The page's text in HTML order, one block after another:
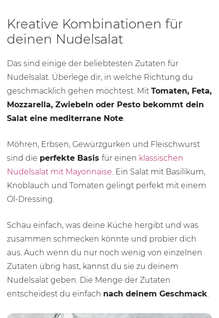
Kreative Kombinationen für
deinen Nudelsalat
Das sind einige der beliebtesten Zutaten für
Nudelsalat. Überlege dir, in welche Richtung du
geschmacklich gehen möchtest. Mit Tomaten, Feta,
Mozzarella, Zwiebeln oder Pesto bekommt dein
Salat eine mediterrane Note
Möhren, Erbsen, Gewürzgurken und Fleischwurst
sind die perfekte Basis für einen klassischen
Nudelsalat mit Mayonnaise . Ein Salat mit Basilikum,
Knoblauch und Tomaten gelingt perfekt mit einem
Öl-Dressing.
Schau einfach, was deine Küche hergibt und was
zusammen schmecken könnte und probier dich
aus. Auch wenn du nur noch wenig von einzelnen
Zutaten übrig hast, kannst du sie zu deinem
Nudelsalat geben. Die Menge der Zutaten
entscheidest du einfach nach deinem Geschmack